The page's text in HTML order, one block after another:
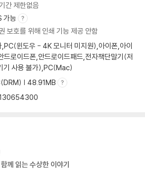
간 제한없음
가능
보호를 위해 인쇄 기능 제공 안함
,PC(윈도우 - 4K 모니터 미지원),아이폰,아이
드로이드폰,안드로이드패드,전자책단말기(저
기 사용 불가),PC(Mac)
| 48.91MB
께 읽는 수상한 이야기